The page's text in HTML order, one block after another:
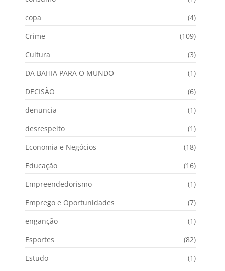
copa
(4)
Crime
(109)
Cultura
(3)
DA BAHIA PARA O MUNDO
(1)
DECISÃO
(6)
denuncia
(1)
desrespeito
(1)
Economia e Negócios
(18)
Educação
(16)
Empreendedorismo
(1)
Emprego e Oportunidades
(7)
enganção
(1)
Esportes
(82)
Estudo
(1)